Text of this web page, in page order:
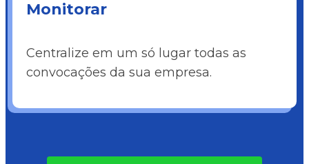
Monitorar
Centralize em um só lugar todas as
convocações da sua empresa.